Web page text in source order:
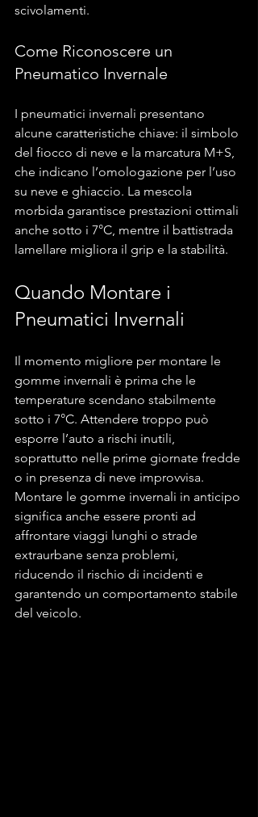
scivolamenti.
Come Riconoscere un
Pneumatico Invernale
I pneumatici invernali presentano
alcune caratteristiche chiave: il simbolo
del fiocco di neve e la marcatura M+S,
che indicano l’omologazione per l’uso
su neve e ghiaccio. La mescola
morbida garantisce prestazioni ottimali
anche sotto i 7°C, mentre il battistrada
lamellare migliora il grip e la stabilità.
Quando Montare i
Pneumatici Invernali
Il momento migliore per montare le
gomme invernali è prima che le
temperature scendano stabilmente
sotto i 7°C. Attendere troppo può
esporre l’auto a rischi inutili,
soprattutto nelle prime giornate fredde
o in presenza di neve improvvisa.
Montare le gomme invernali in anticipo
significa anche essere pronti ad
affrontare viaggi lunghi o strade
extraurbane senza problemi,
riducendo il rischio di incidenti e
garantendo un comportamento stabile
del veicolo.